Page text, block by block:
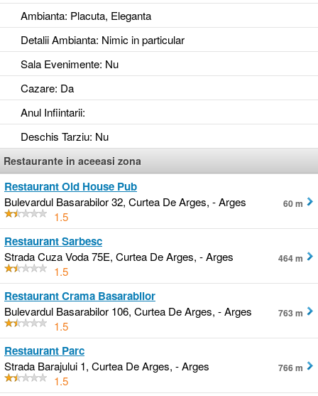
Ambianta: Placuta, Eleganta
Detalii Ambianta: Nimic in particular
Sala Evenimente: Nu
Cazare: Da
Anul Infiintarii:
Deschis Tarziu: Nu
Restaurante in aceeasi zona
Restaurant Old House Pub
Bulevardul Basarabilor 32, Curtea De Arges, - Arges
1.5
60 m
Restaurant Sarbesc
Strada Cuza Voda 75E, Curtea De Arges, - Arges
1.5
464 m
Restaurant Crama Basarabilor
Bulevardul Basarabilor 106, Curtea De Arges, - Arges
1.5
763 m
Restaurant Parc
Strada Barajului 1, Curtea De Arges, - Arges
1.5
766 m